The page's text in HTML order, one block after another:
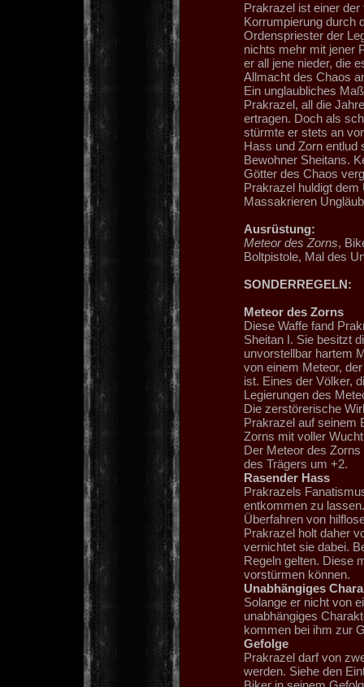
Prakrazel ist einer
Korrumpierung durch
Ordenspriester der
nichts mehr mit jener
er all jene nieder, die
Allmacht des Chaos
Ein unglaubliches
Prakrazel, all die
ertragen. Doch als
stürmte er stets an
Hass und Zorn entlud
Bewohner Sheitans.
Götter des Chaos
Prakrazel huldigt
Massakrieren
Ausrüstung:
Meteor des Zorns,
Boltpistole, Mal des
SONDERREGELN:
Meteor des Zorns
Diese Waffe fand
Sheitan I. Sie besitzt
unvorstellbar hartem
von einem Meteor,
ist. Eines der Völker,
Legierungen des
Die zerstörerische
Prakrazel auf seinem
Zorns mit voller
Der Meteor des
des Trägers um +2.
Rasender Hass
Prakrazels
entkommen zu
Überfahren von
Prakrazel holt daher
vernichtet sie dabei.
Regeln gelten. Diese
vorstürmen können.
Unabhängiges
Solange er nicht von
unabhängiges
kommen bei ihm zur
Gefolge
Prakrazel darf von
werden. Siehe den